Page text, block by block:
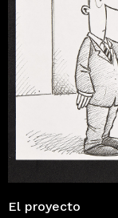
El proyecto